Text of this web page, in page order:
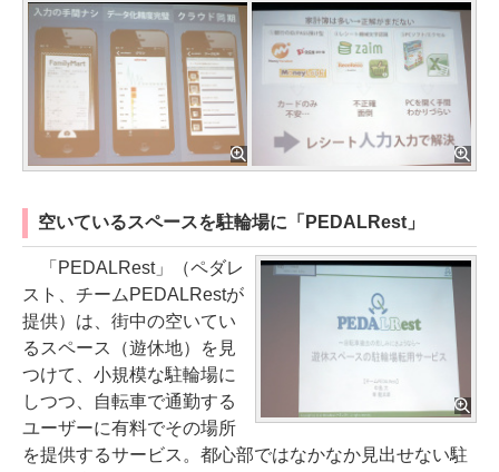
空いているスペースを駐輪場に「PEDALRest」
「PEDALRest」（ペダレ
スト、チームPEDALRestが
提供）は、街中の空いてい
るスペース（遊休地）を見
つけて、小規模な駐輪場に
しつつ、自転車で通勤する
ユーザーに有料でその場所
を提供するサービス。都心部ではなかなか見出せない駐